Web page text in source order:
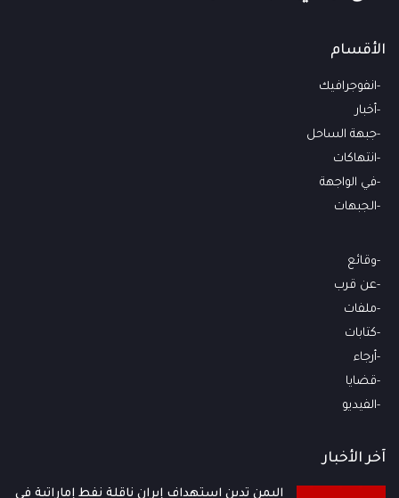
الأقسام
انفوجرافيك
أخبار
جبهة الساحل
انتهاكات
في الواجهة
الجبهات
وقائع
عن قرب
ملفات
كتابات
أرجاء
قضايا
الفيديو
آخر الأخبار
اليمن تدين استهداف إيران ناقلة نفط إماراتية في